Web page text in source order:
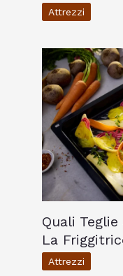
Attrezzi
Quali
La
Attrezzi